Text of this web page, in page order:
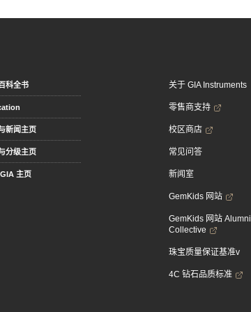
科全书
新闻主页
分级主页
主页
关于 GIA Instruments
零售商支持
校区商店
常见问答
新闻室
GemKids 网站
GemKids 网站 Alumni
Collective
珠宝质量保证基准v
4C 钻石品质标准